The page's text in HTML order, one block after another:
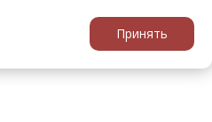
Принять